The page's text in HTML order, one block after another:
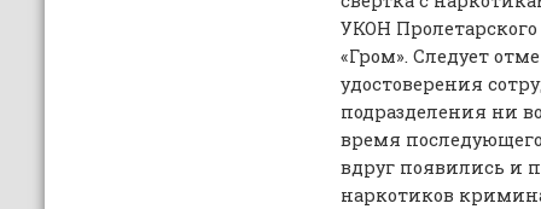
УКОН
«Гром». Следует
удостоверения
подразделения ни
время
вдруг появились и
наркотиков